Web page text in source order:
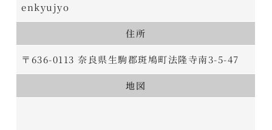
enkyujyo
住所
〒636-0113 奈良県生駒郡斑鳩町法隆寺南3-5-47
地図